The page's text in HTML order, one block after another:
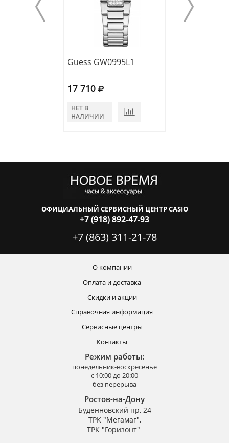
Guess GW0995L1
17 710
НЕТ В
НАЛИЧИИ
ОФИЦИАЛЬНЫЙ СЕРВИСНЫЙ ЦЕНТР CASIO
+7 (918) 892-47-93
+7 (863) 311-21-78
О компании
Оплата и доставка
Скидки и акции
Справочная информация
Сервисные центры
Контакты
Режим работы:
понедельник-воскресенье
с 10:00 до 20:00
без перерыва
Ростов-на-Дону
Буденновский пр, 24
ТРК "Мегамаг",
ТРК "Горизонт"